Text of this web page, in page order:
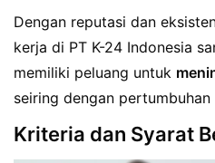
Dengan reputasi dan
kerja di PT K-24 Indonesia
memiliki peluang untuk
seiring dengan
Kriteria dan Syarat